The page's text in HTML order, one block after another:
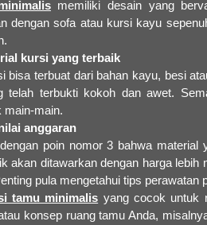
memiliki desain yang
dengan sofa atau kursi kayu
kursi yang terbaik
bisa terbuat dari bahan kayu, besi
telah terbukti kokoh dan awet.
main-main.
anggaran
poin nomor 3 bahwa
akan ditawarkan dengan harga
pula mengetahui tips perawatan
tamu minimalis yang cocok untuk
konsep ruang tamu Anda,